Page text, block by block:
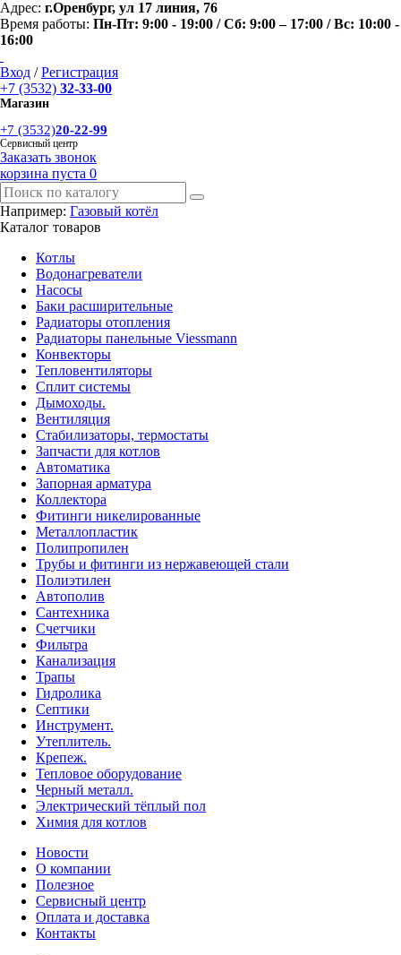
Адрес: г.Оренбург, ул 17 линия, 76
Время работы: Пн-Пт: 9:00 - 19:00 / Сб: 9:00 – 17:00 / Вс: 10:00 -
16:00
Вход / Регистрация
+7 (3532) 32-33-00
Магазин
+7 (3532)20-22-99
Сервисный центр
Заказать звонок
корзина пуста 0
Например: Газовый котёл
Каталог товаров
Котлы
Водонагреватели
Насосы
Баки расширительные
Радиаторы отопления
Радиаторы панельные Viessmann
Конвекторы
Тепловентиляторы
Сплит системы
Дымоходы.
Вентиляция
Стабилизаторы, термостаты
Запчасти для котлов
Автоматика
Запорная арматура
Коллектора
Фитинги никелированные
Металлопластик
Полипропилен
Трубы и фитинги из нержавеющей стали
Полиэтилен
Автополив
Сантехника
Счетчики
Фильтра
Канализация
Трапы
Гидролика
Септики
Инструмент.
Утеплитель.
Крепеж.
Тепловое оборудование
Черный металл.
Электрический тёплый пол
Химия для котлов
Новости
О компании
Полезное
Сервисный центр
Оплата и доставка
Контакты